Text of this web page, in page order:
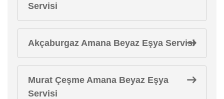
Servisi
Akçaburgaz Amana Beyaz Eşya Servisi
Murat Çeşme Amana Beyaz Eşya
Servisi